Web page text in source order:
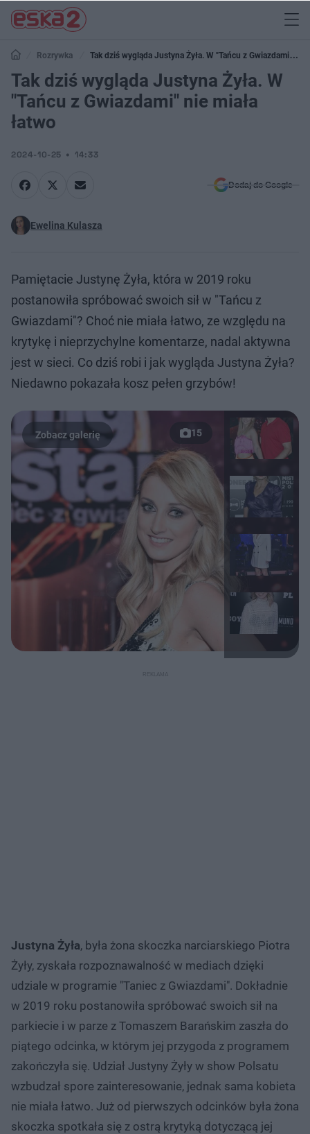
Rozrywka
Tak dziś wygląda Justyna Żyła. W "Tańcu z Gwiazdami" nie
miała łatwo
Tak dziś wygląda Justyna Żyła. W
"Tańcu z Gwiazdami" nie miała
łatwo
2024-10-25 14:33
Dodaj do Google
Ewelina Kulasza
Pamiętacie Justynę Żyła, która w 2019 roku
postanowiła spróbować swoich sił w "Tańcu z
Gwiazdami"? Choć nie miała łatwo, ze względu na
krytykę i nieprzychylne komentarze, nadal aktywna
jest w sieci. Co dziś robi i jak wygląda Justyna Żyła?
Niedawno pokazała kosz pełen grzybów!
15
Justyna Żyła, była żona skoczka narciarskiego Piotra
Żyły, zyskała rozpoznawalność w mediach dzięki
udziale w programie "Taniec z Gwiazdami". Dokładnie
w 2019 roku postanowiła spróbować swoich sił na
parkiecie i w parze z Tomaszem Barańskim zaszła do
piątego odcinka, w którym jej przygoda z programem
zakończyła się. Udział Justyny Żyły w show Polsatu
wzbudzał spore zainteresowanie, jednak sama kobieta
nie miała łatwo. Już od pierwszych odcinków była żona
skoczka spotkała się z ostrą krytyką dotyczącą jej